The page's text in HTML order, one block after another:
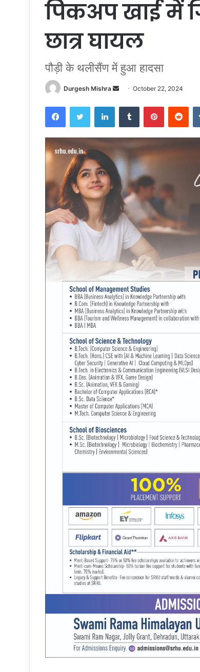
पिकअप खाई में
छात्र घायल
पौड़ी के थलीसैंण में हुआ हादसा
Durgesh Mishra
Send
email
October 22, 2024
FacebookTwitterLinkedInTumblrPinterest